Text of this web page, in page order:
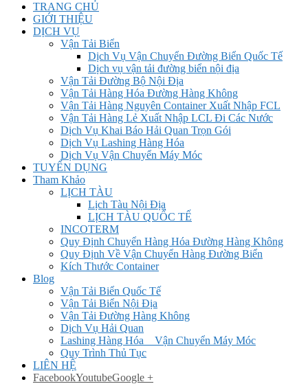
TRANG CHỦ
GIỚI THIỆU
DỊCH VỤ
Vận Tải Biển
Dịch Vụ Vận Chuyển Đường Biển Quốc Tế
Dịch vụ vận tải đường biển nội địa
Vận Tải Đường Bộ Nội Địa
Vận Tải Hàng Hóa Đường Hàng Không
Vận Tải Hàng Nguyên Container Xuất Nhập FCL
Vận Tải Hàng Lẻ Xuất Nhập LCL Đi Các Nước
Dịch Vụ Khai Báo Hải Quan Trọn Gói
Dịch Vụ Lashing Hàng Hóa
Dịch Vụ Vận Chuyển Máy Móc
TUYỂN DỤNG
Tham Khảo
LỊCH TÀU
Lịch Tàu Nội Địa
LỊCH TÀU QUỐC TẾ
INCOTERM
Quy Định Chuyển Hàng Hóa Đường Hàng Không
Quy Định Về Vận Chuyển Hàng Đường Biển
Kích Thước Container
Blog
Vận Tải Biển Quốc Tế
Vận Tải Biển Nội Địa
Vận Tải Đường Hàng Không
Dịch Vụ Hải Quan
Lashing Hàng Hóa _ Vận Chuyển Máy Móc
Quy Trình Thủ Tục
LIÊN HỆ
FacebookYoutubeGoogle +